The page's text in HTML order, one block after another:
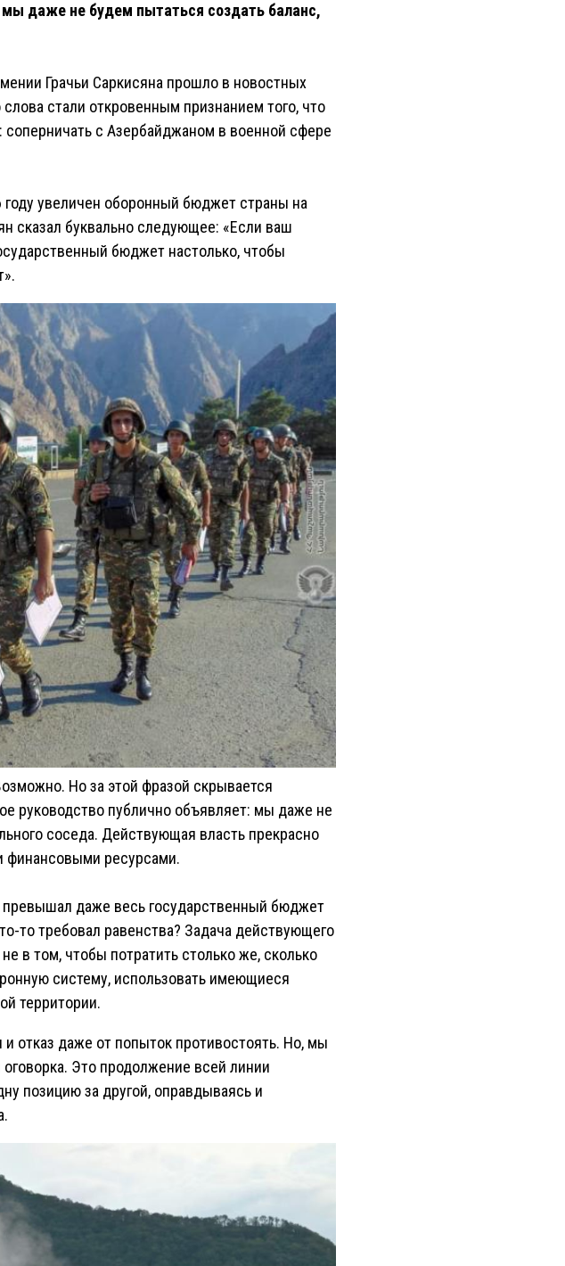
даже не будем пытаться создать баланс,
Грачьи Саркисяна прошло в новостных
стали откровенным признанием того, что
с Азербайджаном в военной сфере
году увеличен оборонный бюджет страны на
сказал буквально следующее: «Если ваш
бюджет настолько, чтобы
Но за этой фразой скрывается
руководство публично объявляет: мы даже не
соседа. Действующая власть прекрасно
финансовыми ресурсами.
даже весь государственный бюджет
то требовал равенства? Задача действующего
в том, чтобы потратить столько же, сколько
систему, использовать имеющиеся
территории.
отказ даже от попыток противостоять. Но, мы
Это продолжение всей линии
позицию за другой, оправдываясь и